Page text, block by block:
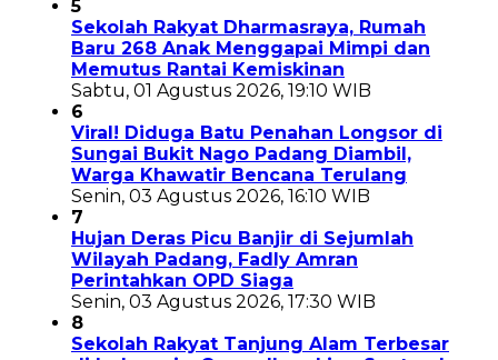
5
Sekolah Rakyat Dharmasraya, Rumah
Baru 268 Anak Menggapai Mimpi dan
Memutus Rantai Kemiskinan
Sabtu, 01 Agustus 2026, 19:10 WIB
6
Viral! Diduga Batu Penahan Longsor di
Sungai Bukit Nago Padang Diambil,
Warga Khawatir Bencana Terulang
Senin, 03 Agustus 2026, 16:10 WIB
7
Hujan Deras Picu Banjir di Sejumlah
Wilayah Padang, Fadly Amran
Perintahkan OPD Siaga
Senin, 03 Agustus 2026, 17:30 WIB
8
Sekolah Rakyat Tanjung Alam Terbesar